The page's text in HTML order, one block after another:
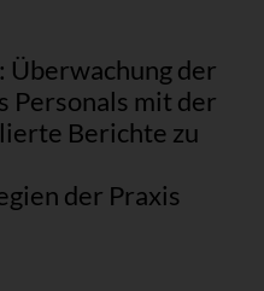
: Überwachung der
Personals mit der
Berichte zu
der Praxis